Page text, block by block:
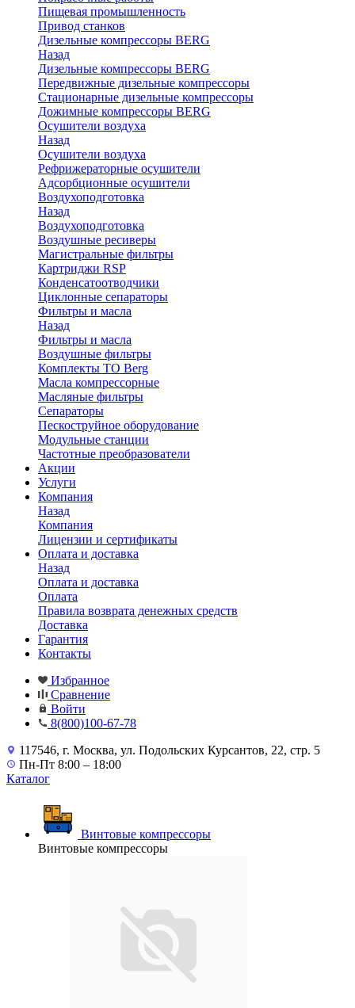
Пищевая промышленность
Привод станков
Дизельные компрессоры BERG
Назад
Дизельные компрессоры BERG
Передвижные дизельные компрессоры
Стационарные дизельные компрессоры
Дожимные компрессоры BERG
Осушители воздуха
Назад
Осушители воздуха
Рефрижераторные осушители
Адсорбционные осушители
Воздухоподготовка
Назад
Воздухоподготовка
Воздушные ресиверы
Магистральные фильтры
Картриджи RSP
Конденсатоотводчики
Циклонные сепараторы
Фильтры и масла
Назад
Фильтры и масла
Воздушные фильтры
Комплекты ТО Berg
Масла компрессорные
Масляные фильтры
Сепараторы
Пескоструйное оборудование
Модульные станции
Частотные преобразователи
Акции
Услуги
Компания
Назад
Компания
Лицензии и сертификаты
Оплата и доставка
Назад
Оплата и доставка
Оплата
Правила возврата денежных средств
Доставка
Гарантия
Контакты
Избранное
Сравнение
Войти
8(800)100-67-78
117546, г. Москва, ул. Подольских Курсантов, 22, стр. 5
Пн-Пт 8:00 – 18:00
Каталог
Винтовые компрессоры
Винтовые компрессоры